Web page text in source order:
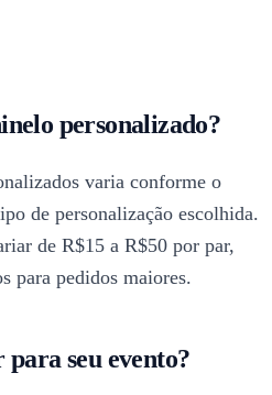
personalizado?
varia conforme o
de personalização escolhida.
de R$15 a R$50 por par,
para pedidos maiores.
seu evento?